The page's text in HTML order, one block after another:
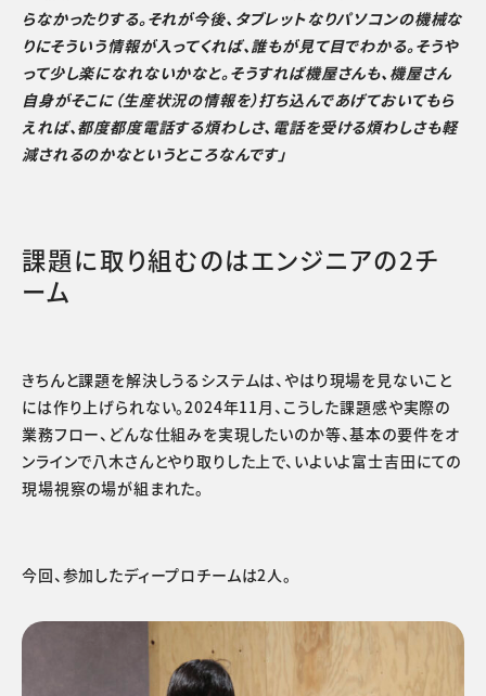
らなかったりする。それが今後、タブレットなりパソコンの機械な
りにそういう情報が入ってくれば、誰もが見て目でわかる。そうや
って少し楽になれないかなと。そうすれば機屋さんも、機屋さん
自身がそこに（生産状況の情報を）打ち込んであげておいてもら
えれば、都度都度電話する煩わしさ、電話を受ける煩わしさも軽
減されるのかなというところなんです」
課題に取り組むのはエンジニアの2チ
ーム
きちんと課題を解決しうるシステムは、やはり現場を見ないこと
には作り上げられない。2024年11月、こうした課題感や実際の
業務フロー、どんな仕組みを実現したいのか等、基本の要件をオ
ンラインで八木さんとやり取りした上で、いよいよ富士吉田にての
現場視察の場が組まれた。
今回、参加したディープロチームは2人。